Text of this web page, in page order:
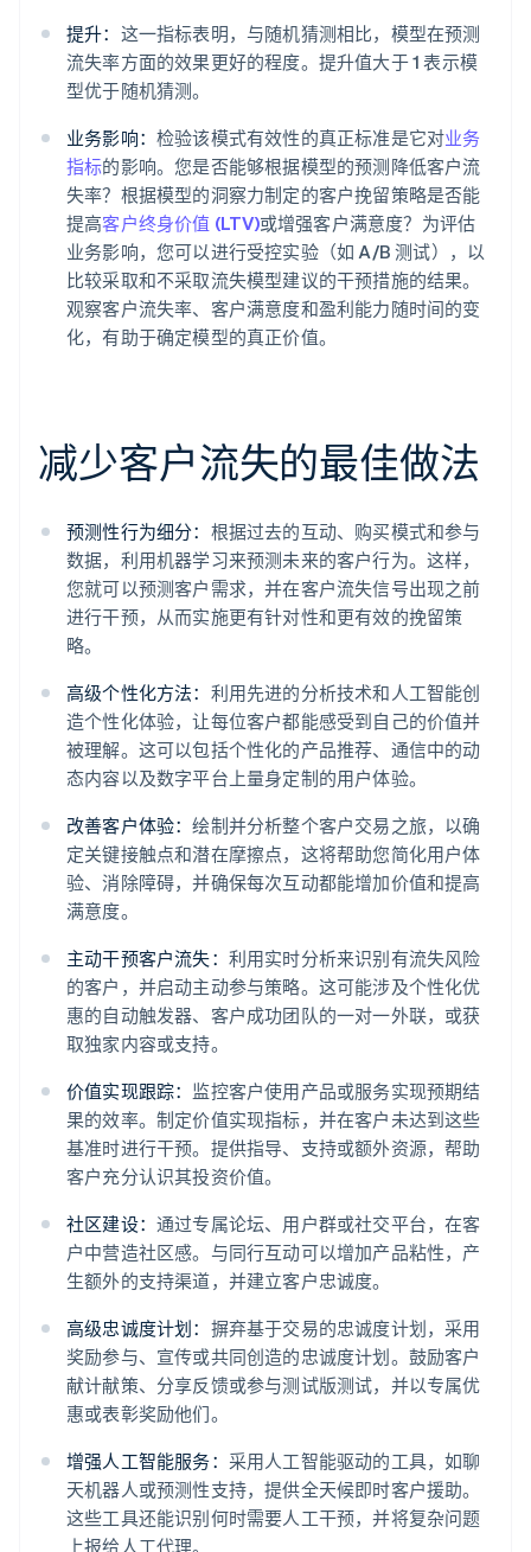
提升： 这一指标表明，与随机猜测相比，模型在预测
流失率方面的效果更好的程度。提升值大于 1 表示模
型优于随机猜测。
业务影响： 检验该模式有效性的真正标准是它对业务
指标的影响。您是否能够根据模型的预测降低客户流
失率？根据模型的洞察力制定的客户挽留策略是否能
提高客户终身价值 (LTV)或增强客户满意度？为评估
业务影响，您可以进行受控实验（如 A/B 测试），以
比较采取和不采取流失模型建议的干预措施的结果。
观察客户流失率、客户满意度和盈利能力随时间的变
化，有助于确定模型的真正价值。
减少客户流失的最佳做法
预测性行为细分： 根据过去的互动、购买模式和参与
数据，利用机器学习来预测未来的客户行为。这样，
您就可以预测客户需求，并在客户流失信号出现之前
进行干预，从而实施更有针对性和更有效的挽留策
略。
高级个性化方法： 利用先进的分析技术和人工智能创
造个性化体验，让每位客户都能感受到自己的价值并
被理解。这可以包括个性化的产品推荐、通信中的动
态内容以及数字平台上量身定制的用户体验。
改善客户体验：绘制并分析整个客户交易之旅，以确
定关键接触点和潜在摩擦点，这将帮助您简化用户体
验、消除障碍，并确保每次互动都能增加价值和提高
满意度。
主动干预客户流失： 利用实时分析来识别有流失风险
的客户，并启动主动参与策略。这可能涉及个性化优
惠的自动触发器、客户成功团队的一对一外联，或获
取独家内容或支持。
价值实现跟踪： 监控客户使用产品或服务实现预期结
果的效率。制定价值实现指标，并在客户未达到这些
基准时进行干预。提供指导、支持或额外资源，帮助
客户充分认识其投资价值。
社区建设： 通过专属论坛、用户群或社交平台，在客
户中营造社区感。与同行互动可以增加产品粘性，产
生额外的支持渠道，并建立客户忠诚度。
高级忠诚度计划： 摒弃基于交易的忠诚度计划，采用
奖励参与、宣传或共同创造的忠诚度计划。鼓励客户
献计献策、分享反馈或参与测试版测试，并以专属优
惠或表彰奖励他们。
增强人工智能服务： 采用人工智能驱动的工具，如聊
天机器人或预测性支持，提供全天候即时客户援助。
这些工具还能识别何时需要人工干预，并将复杂问题
上报给人工代理。
阿联酋
English
爱尔兰